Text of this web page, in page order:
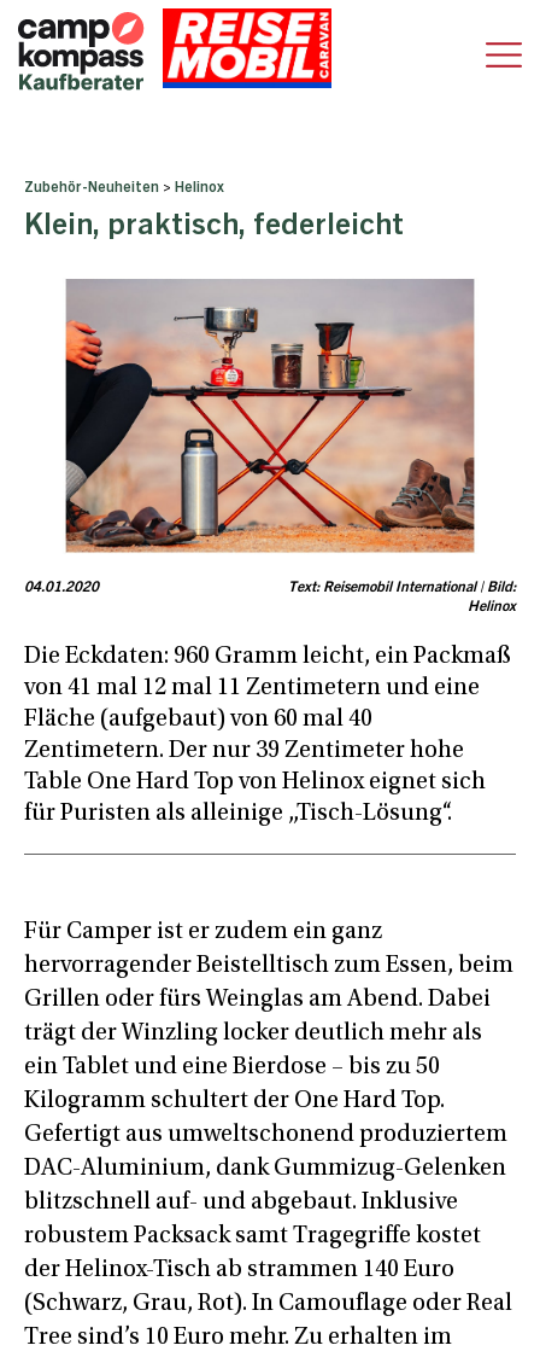
Zubehör-Neuheiten > Helinox
Klein, praktisch, federleicht
04.01.2020
Text: Reisemobil International | Bild:
Helinox
Die Eckdaten: 960 Gramm leicht, ein Packmaß
von 41 mal 12 mal 11 Zentimetern und eine
Fläche (aufgebaut) von 60 mal 40
Zentimetern. Der nur 39 Zentimeter hohe
Table One Hard Top von Helinox eignet sich
für Puristen als alleinige „Tisch-Lösung“.
Für Camper ist er zudem ein ganz
hervorragender Beistelltisch zum Essen, beim
Grillen oder fürs Weinglas am Abend. Dabei
trägt der Winzling locker deutlich mehr als
ein Tablet und eine Bierdose – bis zu 50
Kilogramm schultert der One Hard Top.
Gefertigt aus umweltschonend produziertem
DAC-Aluminium, dank Gummizug-Gelenken
blitzschnell auf- und abgebaut. Inklusive
robustem Packsack samt Tragegriffe kostet
der Helinox-Tisch ab strammen 140 Euro
(Schwarz, Grau, Rot). In Camouflage oder Real
Tree sind’s 10 Euro mehr. Zu erhalten im